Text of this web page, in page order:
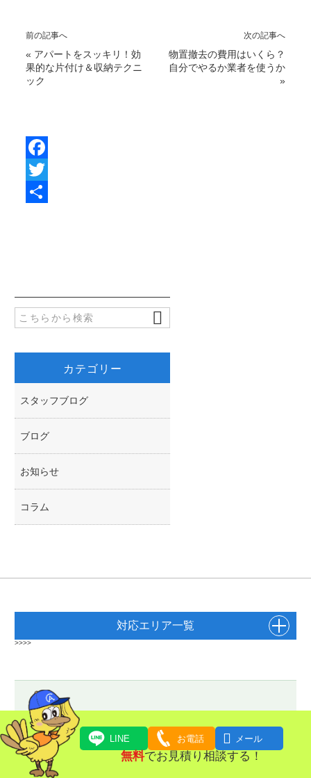
前の記事へ
« アパートをスッキリ！効
果的な片付け＆収納テクニ
ック
次の記事へ
物置撤去の費用はいくら？
自分でやるか業者を使うか
»
F
カテゴリー
スタッフブログ
ブログ
お知らせ
コラム
対応エリア一覧
>>>>
LINE お電話  メール
無料でお見積り相談する！